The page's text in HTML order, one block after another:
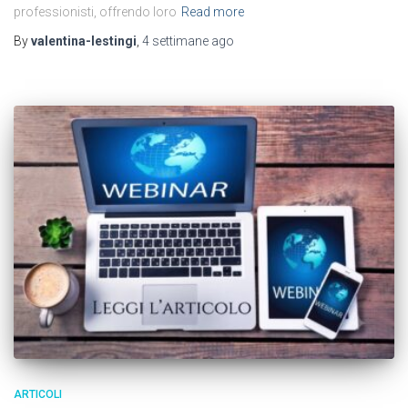
professionisti, offrendo loro Read more
Byvalentina-lestingi 4 settimane ago
ARTICOLI